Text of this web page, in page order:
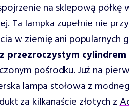
na sklepową półkę
Ta lampka zupełnie nie
w ziemię ani popularnych
przezroczystym cylindrem
pośrodku. Już na
lampa stołowa z
za kilkanaście złotych z